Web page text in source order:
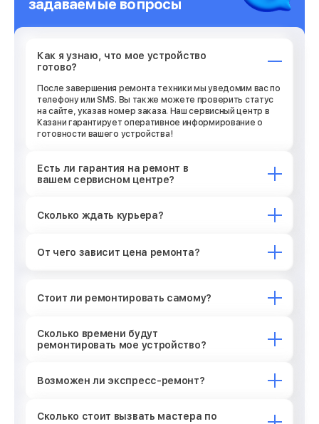
задаваемые вопросы
Как я узнаю, что мое устройство
готово?
После завершения ремонта техники мы уведомим вас по
телефону или SMS. Вы также можете проверить статус
на сайте, указав номер заказа. Наш сервисный центр в
Казани гарантирует оперативное информирование о
готовности вашего устройства!
Есть ли гарантия на ремонт в
вашем сервисном центре?
Сколько ждать курьера?
От чего зависит цена ремонта?
Стоит ли ремонтировать самому?
Сколько времени будут
ремонтировать мое устройство?
Возможен ли экспресс-ремонт?
Сколько стоит вызвать мастера по